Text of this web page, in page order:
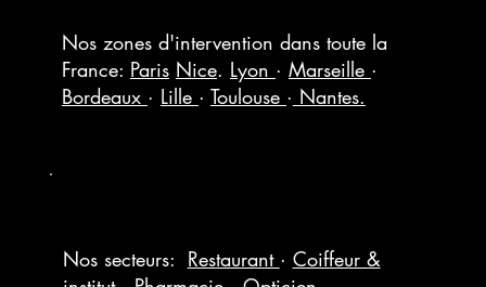
Nos zones d'intervention dans toute la
France: Paris Nice. Lyon · Marseille ·
Bordeaux · Lille · Toulouse · Nantes.
Nos secteurs: Restaurant · Coiffeur &